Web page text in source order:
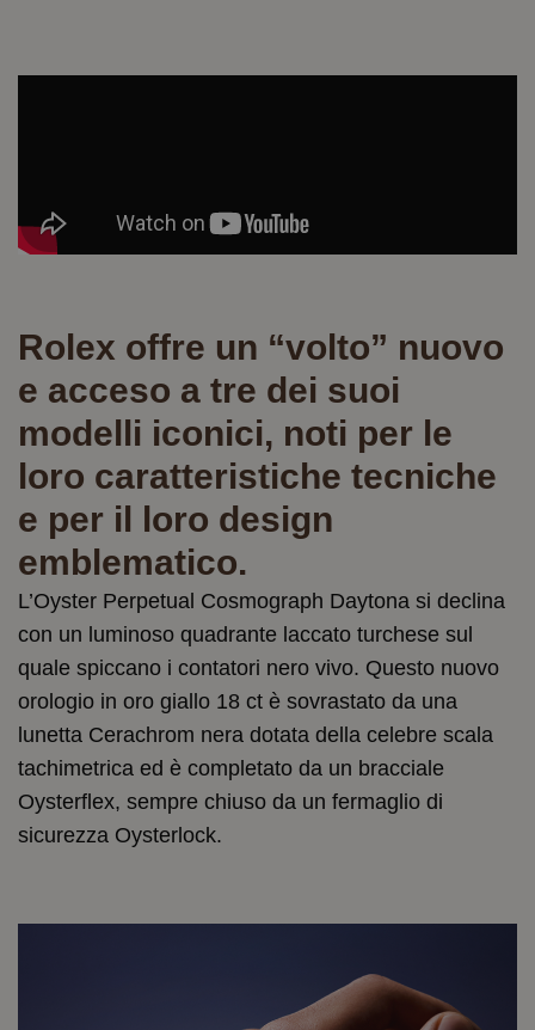
Rolex offre un “volto” nuovo
e acceso a tre dei suoi
modelli iconici, noti per le
loro caratteristiche tecniche
e per il loro design
emblematico.
L’Oyster Perpetual Cosmograph Daytona si declina
con un luminoso quadrante laccato turchese sul
quale spiccano i contatori nero vivo. Questo nuovo
orologio in oro giallo 18 ct è sovrastato da una
lunetta Cerachrom nera dotata della celebre scala
tachimetrica ed è completato da un bracciale
Oysterflex, sempre chiuso da un fermaglio di
sicurezza Oysterlock.